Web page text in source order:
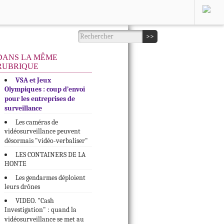
LA MÊME
VSA et Jeux
Olympiques : coup d’envoi
pour les entreprises de
surveillance
Les caméras de
vidéosurveillance peuvent
désormais "vidéo-verbaliser"
LES CONTAINERS DE LA
HONTE
Les gendarmes déploient
leurs drônes
VIDEO. "Cash
Investigation" : quand la
vidéosurveillance se met au